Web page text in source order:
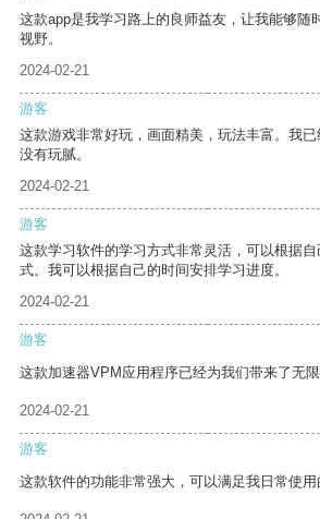
这款app是我学习路上的良师益友，让我能够随
视野。
2024-02-21
游客
这款游戏非常好玩，画面精美，玩法丰富。我
没有玩腻。
2024-02-21
游客
这款学习软件的学习方式非常灵活，可以根据
式。我可以根据自己的时间安排学习进度。
2024-02-21
游客
这款加速器VPM应用程序已经为我们带来了无限
2024-02-21
游客
这款软件的功能非常强大，可以满足我日常使用